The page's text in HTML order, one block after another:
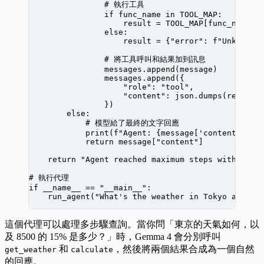
                # 執行工具
                if
func_name in TOOL_MAP :
                    result
= TOOL_MAP [func_name](
                else
:
                    result
= { "error" : f
                # 將工具呼叫和結果加到訊息
                messages.append(message)
                messages.append({
                    "role"
: "tool" ,
                    "content"
: json.dumps(result)
                })
        else
:
            # 模型給了最終的文字回應
            print
( f "Agent: { message[ 'content'
            return
message[ "content"
    return
"Agent reached maximum steps without
# 執行代理
if __name__ == "__main__" :
    run_agent(
"What's the weather in Tokyo and
這個代理可以處理多步驟查詢。當你問「東京的天氣如何，以
及 8500 的 15% 是多少？」時，Gemma 4 會分別呼叫
get_weather 和 calculate ，然後將兩個結果合成為一個自然
的回應。